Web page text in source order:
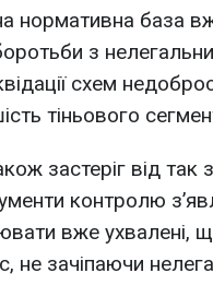
нормативна база
з
схем
тіньового
застеріг від
контролю
вже ухвалені,
не зачіпаючи